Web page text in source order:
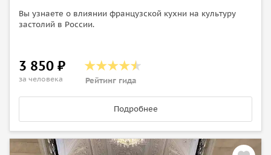
Вы узнаете о влиянии французской кухни на культуру
застолий в России.
3 850 ₽
за человека Рейтинг гида
Подробнее